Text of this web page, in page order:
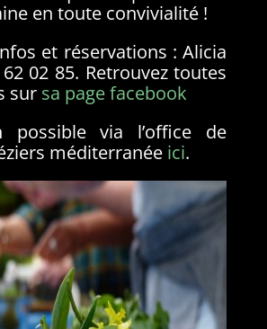
en toute convivialité !
et réservations : Alicia
02 85. Retrouvez toutes
sur sa page facebook
possible via l’office de
méditerranée ici.